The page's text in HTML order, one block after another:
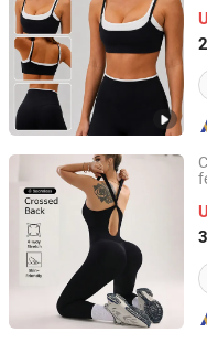
Guangdong, China
Laoling Hairui Garment
Shandong, China